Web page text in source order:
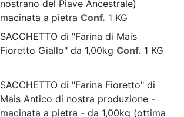
nostrano del Piave Ancestrale)
macinata a pietra Conf. 1 KG
SACCHETTO di "Farina di Mais
Fioretto Giallo" da 1,00kg Conf. 1 KG
SACCHETTO di "Farina Fioretto" di
Mais Antico di nostra produzione -
macinata a pietra - da 1,00kg (ottima